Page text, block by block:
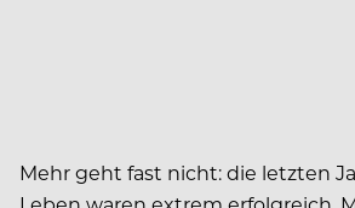
Mehr geht fast nicht: die letzten